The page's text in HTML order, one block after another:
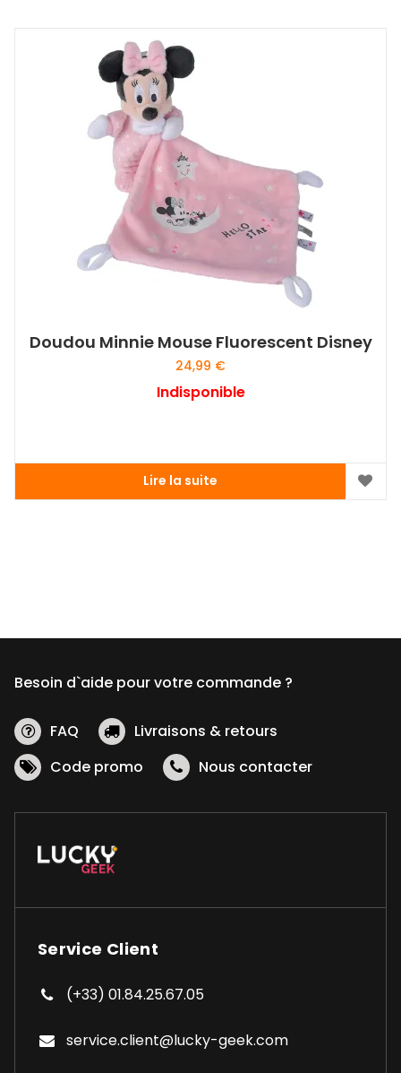
Doudou Minnie Mouse Fluorescent Disney
24,99 €
Indisponible
Lire la suite
Besoin d`aide pour votre commande ?
FAQ
Livraisons & retours
Code promo
Nous contacter
Service Client
(+33) 01.84.25.67.05
service.client@lucky-geek.com